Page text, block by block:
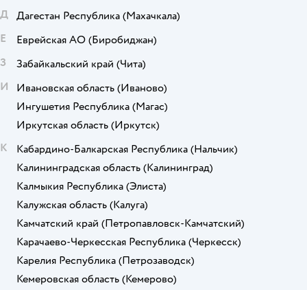
Д Дагестан Республика (Махачкала)
Е
Еврейская АО (Биробиджан)
З
Забайкальский край (Чита)
И
Ивановская область (Иваново)
Ингушетия Республика (Магас)
Иркутская область (Иркутск)
К
Кабардино-Балкарская Республика (Нальчик)
Калининградская область (Калининград)
Калмыкия Республика (Элиста)
Калужская область (Калуга)
Камчатский край (Петропавловск-Камчатский)
Карачаево-Черкесская Республика (Черкесск)
Карелия Республика (Петрозаводск)
Кемеровская область (Кемерово)